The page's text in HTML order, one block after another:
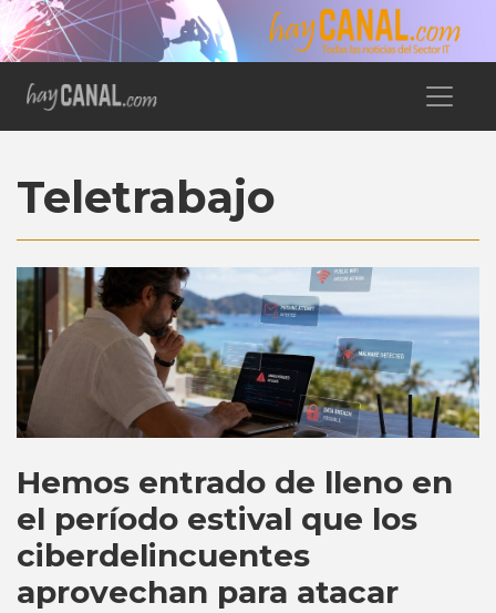
Teletrabajo
Hemos entrado de lleno en
el período estival que los
ciberdelincuentes
aprovechan para atacar